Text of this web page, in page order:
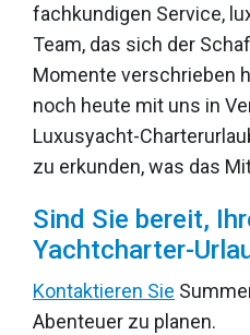
fachkundigen Service,
Team, das sich der
Momente verschrieben
noch heute mit uns in
Luxusyacht-
zu erkunden, was das
Sind Sie bereit,
Yachtcharter-
Kontaktieren Sie
Abenteuer zu planen.